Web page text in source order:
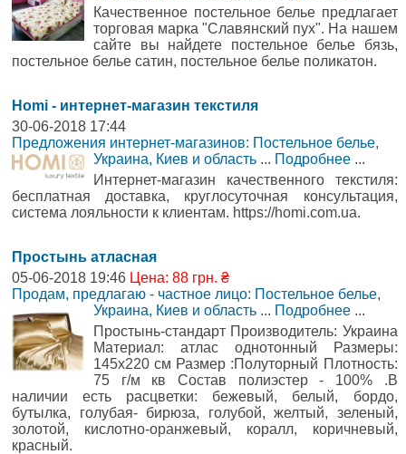
Качественное постельное белье предлагает
торговая марка "Славянский пух". На нашем
сайте вы найдете постельное белье бязь,
постельное белье сатин, постельное белье поликатон.
Homi - интернет-магазин текстиля
30-06-2018 17:44
Предложения интернет-магазинов: Постельное белье,
Украина, Киев и область ... Подробнее ...
Интернет-магазин качественного текстиля:
бесплатная доставка, круглосуточная консультация,
система лояльности к клиентам. https://homi.com.ua.
Простынь атласная
05-06-2018 19:46 Цена: 88 грн. ₴
Продам, предлагаю - частное лицо: Постельное белье,
Украина, Киев и область ... Подробнее ...
Простынь-стандарт Производитель: Украина
Материал: атлас однотонный Размеры:
145х220 см Размер :Полуторный Плотность:
75 г/м кв Состав полиэстер - 100% .В
наличии есть расцветки: бежевый, белый, бордо,
бутылка, голубая- бирюза, голубой, желтый, зеленый,
золотой, кислотно-оранжевый, коралл, коричневый,
красный.